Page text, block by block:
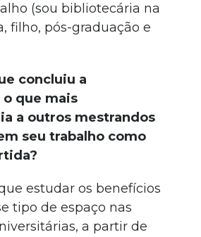
(sou bibliotecária na
filho, pós-graduação e
concluiu a
que mais
a outros mestrandos
seu trabalho como
estudar os benefícios
tipo de espaço nas
a partir de